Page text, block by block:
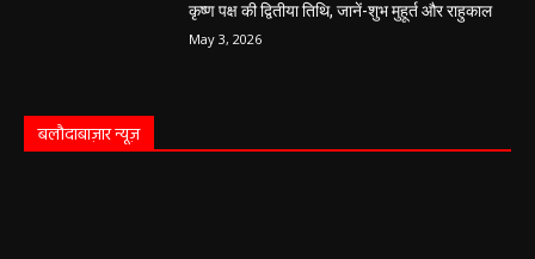
कृष्ण पक्ष की द्वितीया तिथि, जानें-शुभ मुहूर्त और राहुकाल
May 3, 2026
बलौदाबाज़ार न्यूज़